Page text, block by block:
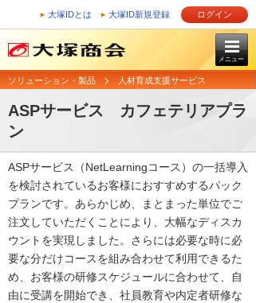
大塚IDとは 大塚ID新規登録 ログイン
メニュー
ソリューション・製品 人材育成支援サービス
ASPサービス カフェテリアプラ
ン
ASPサービス（NetLearningコース）の一括導入
を検討されているお客様におすすめするパック
プランです。あらかじめ、まとまった単位でご
注文していただくことにより、大幅なディスカ
ウントを実現しました。さらには必要な時に必
要な分だけコースを組み合わせて利用できるた
め、お客様の研修スケジュールに合わせて、自
由に受講を開始でき、社員教育や内定者研修な